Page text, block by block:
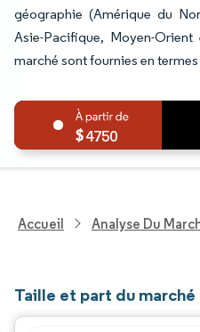
géographie (Amérique du
Asie-Pacifique, Moyen-
marché sont fournies en termes
4750
Accueil Analyse Du
Taille et part du marché